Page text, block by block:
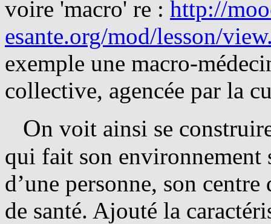
voire 'macro' re : http://
esante.org/mod/lesson/
exemple une macro-
collective, agencée par la
On voit ainsi se
qui fait son
d’une personne, son
de santé. Ajouté la